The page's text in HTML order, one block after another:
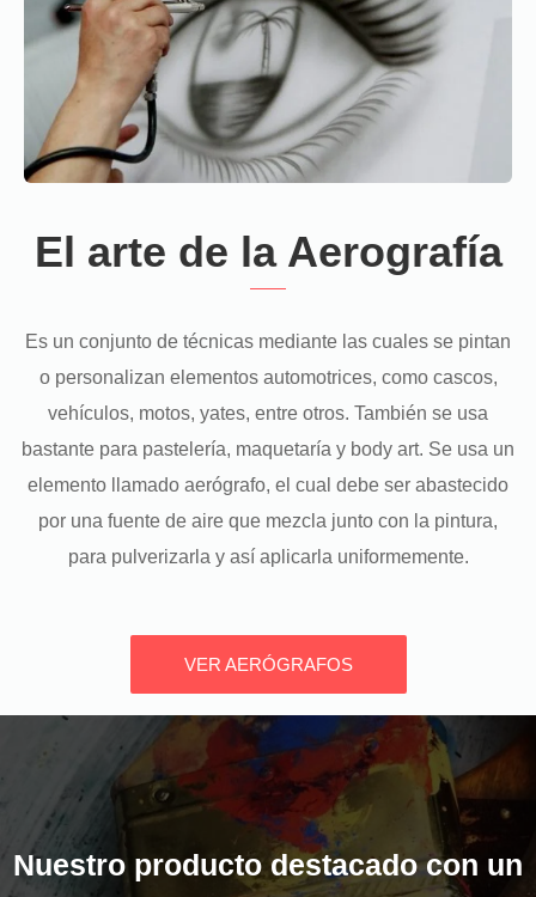
El arte de la Aerografía
Es un conjunto de técnicas mediante las cuales se pintan
o personalizan elementos automotrices, como cascos,
vehículos, motos, yates, entre otros. También se usa
bastante para pastelería, maquetaría y body art. Se usa un
elemento llamado aerógrafo, el cual debe ser abastecido
por una fuente de aire que mezcla junto con la pintura,
para pulverizarla y así aplicarla uniformemente.
VER AERÓGRAFOS
Nuestro producto destacado con un